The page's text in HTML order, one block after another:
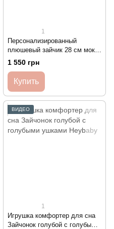
1
Персонализированный
плюшевый зайчик 28 см мокко
HeyBaby
1 550 грн
Купить
ВИДЕО
1
Игрушка комфортер для сна
Зайчонок голубой с голубыми